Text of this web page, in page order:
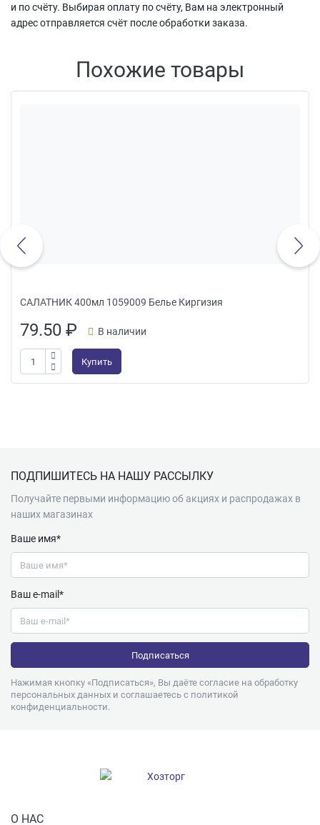
и по счёту. Выбирая оплату по счёту, Вам на электронный
адрес отправляется счёт после обработки заказа.
Похожие товары
САЛАТНИК 400мл 1059009 Белье Киргизия
79.50₽ В наличии
Купить
ПОДПИШИТЕСЬ НА НАШУ РАССЫЛКУ
Получайте первыми информацию об акциях и распродажах в
наших магазинах
Ваше имя*
Ваш e-mail*
Нажимая кнопку «Подписаться», Вы даёте согласие на обработку
персональных данных и соглашаетесь с политикой
конфиденциальности.
О НАС